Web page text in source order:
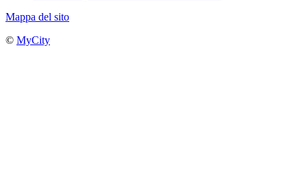
Mappa del sito
© MyCity